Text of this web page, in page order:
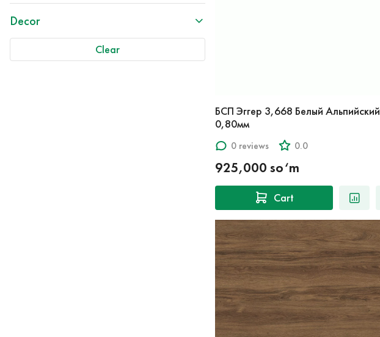
Decor
Clear
БСП Эггер 3,668 Белый Альпийский
0,80мм
0 reviews 0.0
925,000 so‘m
Cart